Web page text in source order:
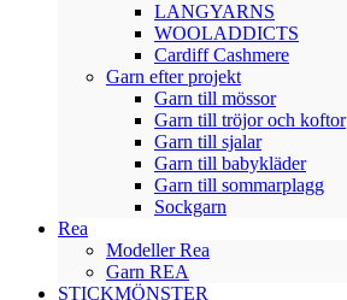
LANGYARNS
WOOLADDICTS
Cardiff Cashmere
Garn efter projekt
Garn till mössor
Garn till tröjor och koftor
Garn till sjalar
Garn till babykläder
Garn till sommarplagg
Sockgarn
Rea
Modeller Rea
Garn REA
STICKMÖNSTER